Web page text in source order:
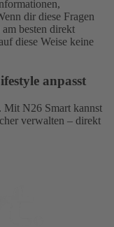
dir diese Fragen
besten direkt
diese Weise keine
anpasst
Mit N26 Smart kannst
verwalten – direkt